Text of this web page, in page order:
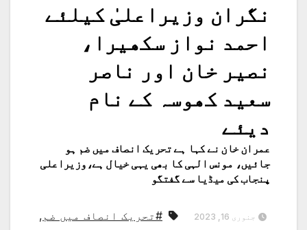
نگران وزیراعلیٰ کیلئے
احمد نواز سکھیرا،
نصیر خان اور ناصر
سعید کھوسہ کے نام
دیئے
عمران خان نے کہا ہے تحریک انصاف میں ضم ہو
جائیں، مونس الہی کا بھی یہی خیال ہے،وزیراعلی
پنجاب کی میڈیا سے گفتگو
جنوری 16, 2023 #تحریک انصاف میں ضم ,